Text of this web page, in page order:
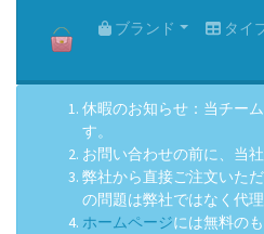
HOME
ブランド タイ
休暇のお知らせ：当チー
す。
お問い合わせの前に、当
弊社から直接ご注文いた
の問題は弊社ではなく代
ホームページには無料の